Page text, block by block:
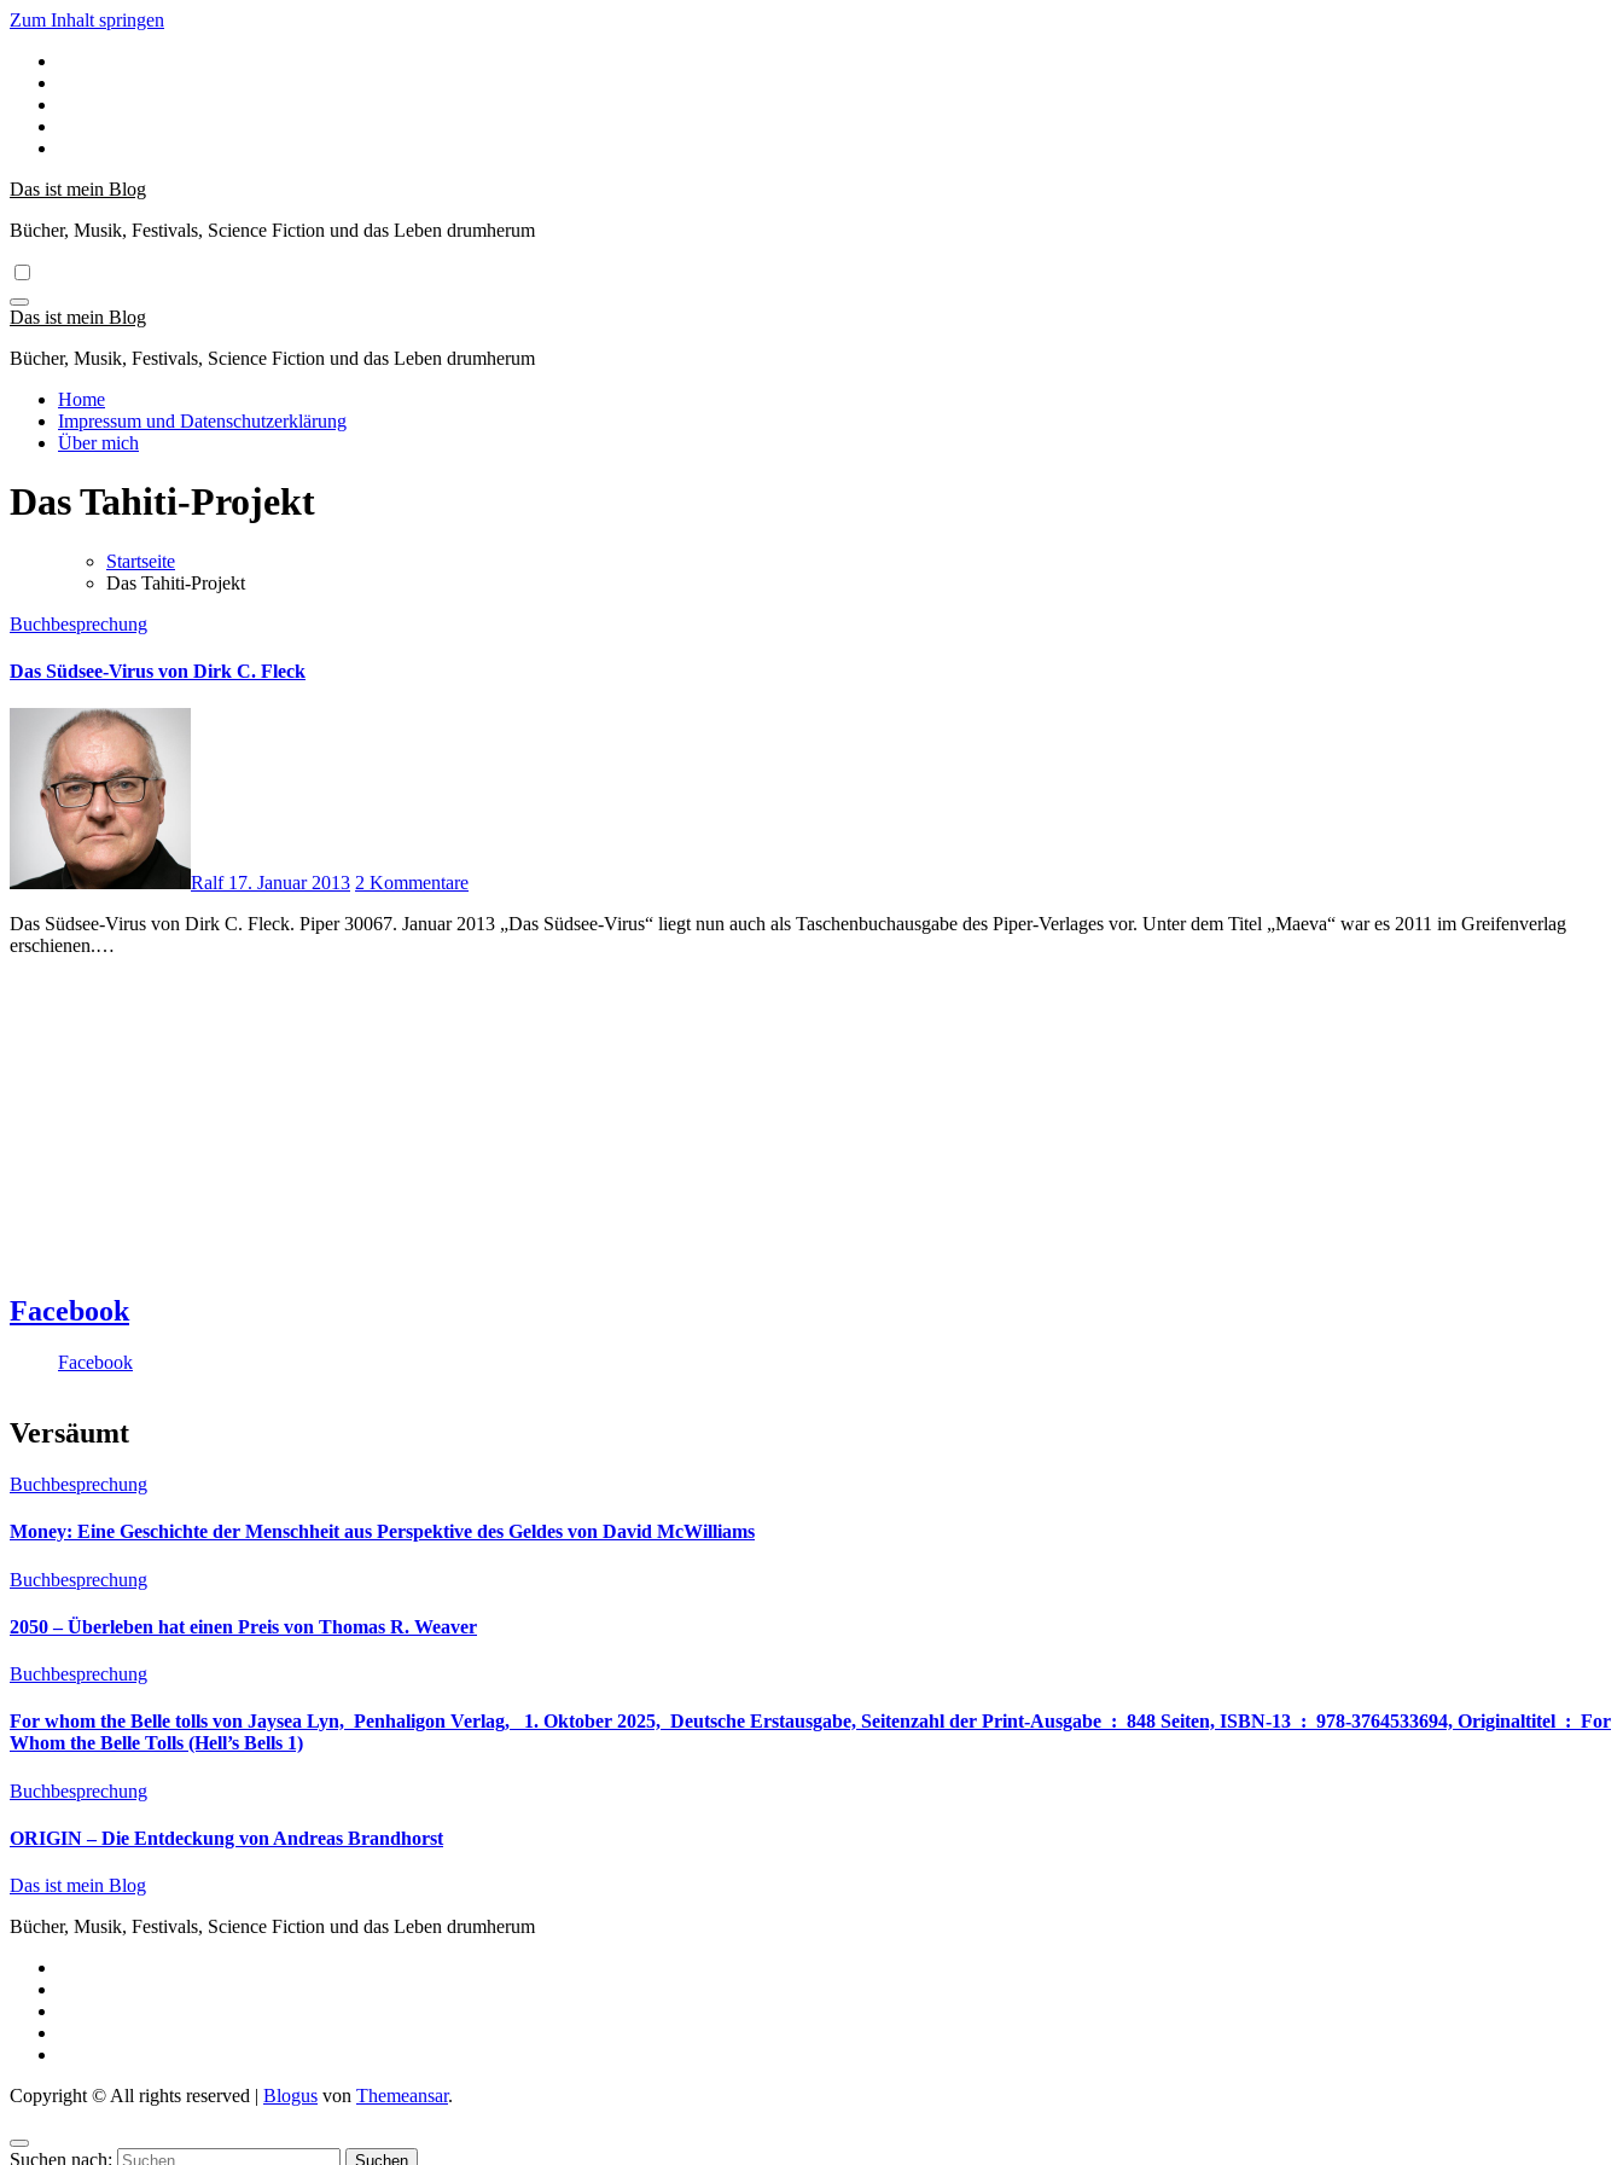
Zum Inhalt springen
Das ist mein Blog
Bücher, Musik, Festivals, Science Fiction und das Leben drumherum
Das ist mein Blog
Bücher, Musik, Festivals, Science Fiction und das Leben drumherum
Home
Impressum und Datenschutzerklärung
Über mich
Das Tahiti-Projekt
Startseite
Das Tahiti-Projekt
Buchbesprechung
Das Südsee-Virus von Dirk C. Fleck
Ralf 17. Januar 2013 2 Kommentare
Das Südsee-Virus von Dirk C. Fleck. Piper 30067. Januar 2013 „Das Südsee-Virus“ liegt nun auch als Taschenbuchausgabe des Piper-Verlages vor. Unter dem Titel „Maeva“ war es 2011 im Greifenverlag
erschienen.…
Facebook
Facebook
Versäumt
Buchbesprechung
Money: Eine Geschichte der Menschheit aus Perspektive des Geldes von David McWilliams
Buchbesprechung
2050 – Überleben hat einen Preis von Thomas R. Weaver
Buchbesprechung
For whom the Belle tolls von Jaysea Lyn, ‎ Penhaligon Verlag, ‎ 1. Oktober 2025, ‎ Deutsche Erstausgabe, Seitenzahl der Print-Ausgabe ‏ : ‎ 848 Seiten, ISBN-13 ‏ : ‎ 978-3764533694, Originaltitel ‏ : ‎ For
Whom the Belle Tolls (Hell’s Bells 1)
Buchbesprechung
ORIGIN – Die Entdeckung von Andreas Brandhorst
Das ist mein Blog
Bücher, Musik, Festivals, Science Fiction und das Leben drumherum
Copyright © All rights reserved | Blogus von Themeansar.
Suchen nach: